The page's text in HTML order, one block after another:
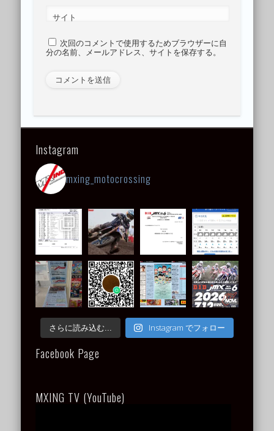
サイト
次回のコメントで使用するためブラウザーに自
分の名前、メールアドレス、サイトを保存する。
Instagram
mxing_motocrossing
さらに読み込む... Instagram でフォロー
Facebook Page
MXING TV (YouTube)